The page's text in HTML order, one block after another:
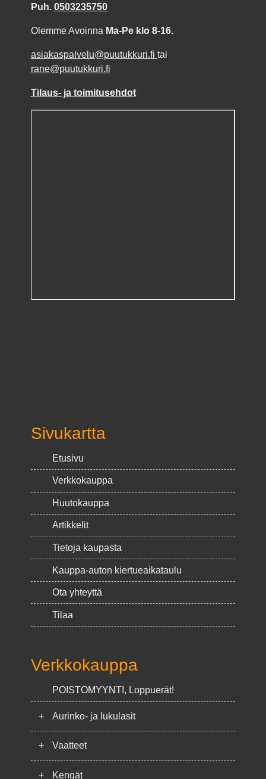
Puh. 0503235750
Olemme Avoinna Ma-Pe klo 8-16.
asiakaspalvelu@puutukkuri.fi tai
rane@puutukkuri.fi
Tilaus- ja toimitusehdot
Sivukartta
Etusivu
Verkkokauppa
Huutokauppa
Artikkelit
Tietoja kaupasta
Kauppa-auton kiertueaikataulu
Ota yhteyttä
Tilaa
Verkkokauppa
POISTOMYYNTI, Loppuerät!
+ Aurinko- ja lukulasit
+ Vaatteet
+ Kengät